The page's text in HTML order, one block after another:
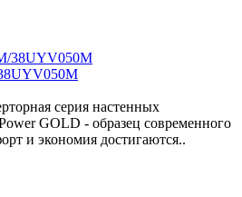
серия настенных
GOLD - образец современного
и экономия достигаются..